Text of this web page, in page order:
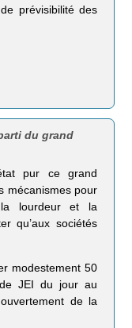
prévisibilité des
du grand
pur ce grand
mécanismes pour
lourdeur et la
qu’aux sociétés
modestement 50
JEI du jour au
de la